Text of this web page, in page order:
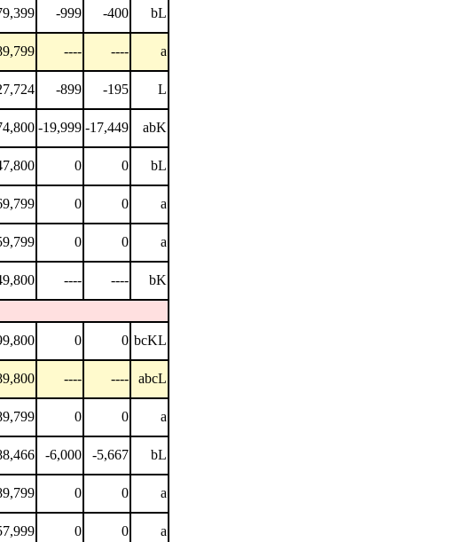
-999 -400
bL
---- ----
a
-899 -195
L
-19,999 -17,449
abK
0 0
bL
0 0
a
0 0
a
---- ----
bK
0 0 bcKL
---- ----
abcL
0 0
a
-6,000 -5,667
bL
0 0
a
0 0 a